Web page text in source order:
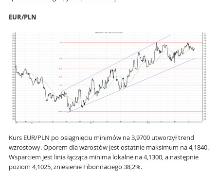
EUR/PLN
Kurs EUR/PLN po osiągnięciu minimów na 3,9700 utworzył trend
wzrostowy. Oporem dla wzrostów jest ostatnie maksimum na 4,1840.
Wsparciem jest linia łącząca minima lokalne na 4,1300, a następnie
poziom 4,1025, zniesienie Fibonnaciego 38,2%.